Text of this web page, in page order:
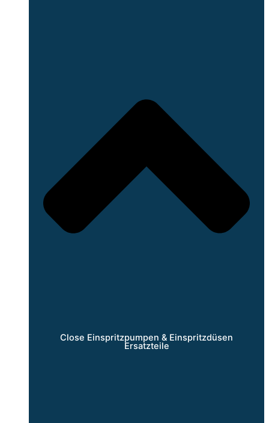
Close Einspritzpumpen & Einspritzdüsen
Ersatzteile